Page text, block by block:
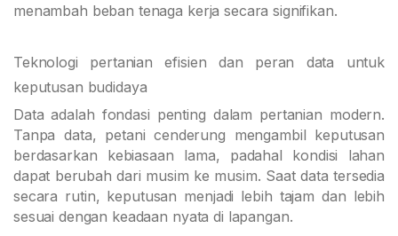
menambah beban tenaga kerja secara signifikan.
Teknologi pertanian efisien dan peran data untuk
keputusan budidaya
Data adalah fondasi penting dalam pertanian modern.
Tanpa data, petani cenderung mengambil keputusan
berdasarkan kebiasaan lama, padahal kondisi lahan
dapat berubah dari musim ke musim. Saat data tersedia
secara rutin, keputusan menjadi lebih tajam dan lebih
sesuai dengan keadaan nyata di lapangan.